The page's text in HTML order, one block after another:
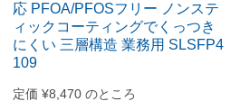
応 PFOA/PFOSフリー ノンステ
ィックコーティングでくっつき
にくい 三層構造 業務用 SLSFP4
109
定価 ¥8,470 のところ